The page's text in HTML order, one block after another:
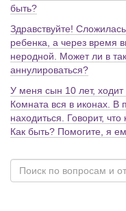
быть?
Здравствуйте!
ребенка, а через время
неродной. Может ли в
аннулироваться?
У меня сын 10 лет, ходит
Комната вся в иконах. В
находиться. Говорит,
Как быть? Помогите, я